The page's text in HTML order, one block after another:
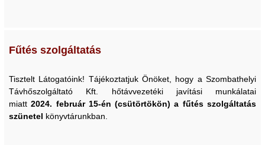
Fűtés szolgáltatás
Tisztelt Látogatóink! Tájékoztatjuk Önöket, hogy a Szombathelyi
Távhőszolgáltató Kft. hőtávvezetéki javítási munkálatai
miatt2024. február 15-én (csütörtökön) a fűtés szolgáltatás
szünetel könyvtárunkban.